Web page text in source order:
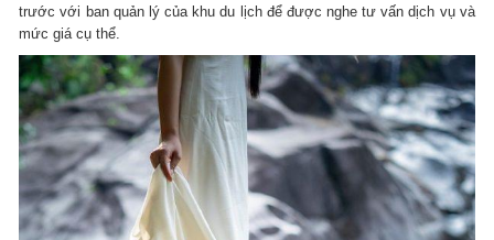
trước với ban quản lý của khu du lịch để được nghe tư vấn dịch vụ và
mức giá cụ thể.